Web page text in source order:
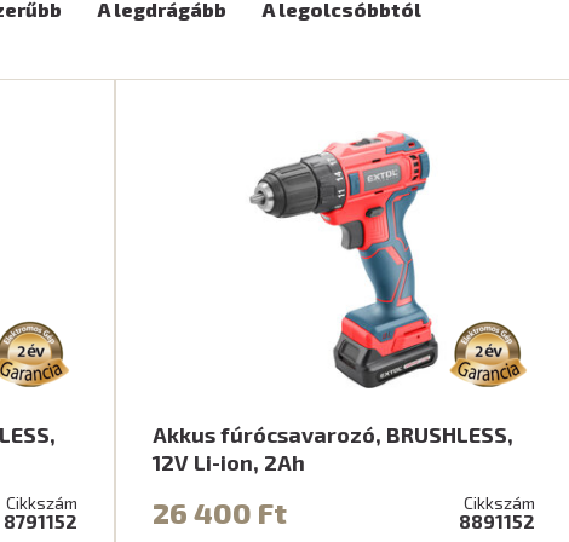
A legdrágább A legolcsóbbtól
Cikkszám
8791152
Akkus fúrócsavarozó, BRUSHLESS,
12V Li-ion, 2Ah
26 400 Ft Cikkszám
8891152